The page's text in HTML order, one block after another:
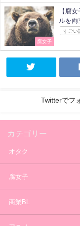
腐女子
【腐
ルを
すごい
Twitterでフ
カテゴリー
オタク
腐女子
商業BL